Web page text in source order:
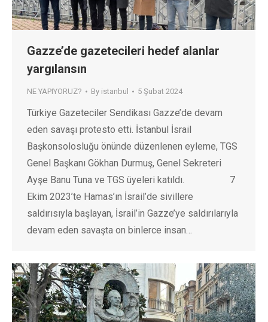
Gazze’de gazetecileri hedef alanlar
yargılansın
NE YAPIYORUZ? By istanbul 5 Şubat 2024
Türkiye Gazeteciler Sendikası Gazze’de devam
eden savaşı protesto etti. İstanbul İsrail
Başkonsolosluğu önünde düzenlenen eyleme, TGS
Genel Başkanı Gökhan Durmuş, Genel Sekreteri
Ayşe Banu Tuna ve TGS üyeleri katıldı. 7
Ekim 2023’te Hamas’ın İsrail’de sivillere
saldırısıyla başlayan, İsrail’in Gazze’ye saldırılarıyla
devam eden savaşta on binlerce insan…